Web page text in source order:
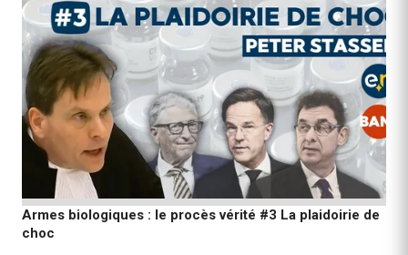
Armes biologiques : le procès vérité #3 La plaidoirie de
choc